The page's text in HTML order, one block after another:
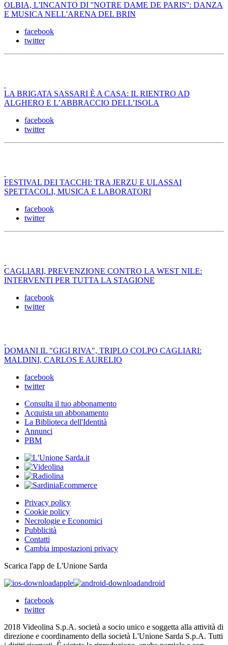
OLBIA, L'INCANTO DI ''NOTRE DAME DE PARIS'': DANZA
E MUSICA NELL'ARENA DEL BRIN
facebook
twitter
LA BRIGATA SASSARI È A CASA: IL RIENTRO AD
ALGHERO E L’ABBRACCIO DELL’ISOLA
facebook
twitter
FESTIVAL DEI TACCHI: TRA JERZU E ULASSAI
SPETTACOLI, MUSICA E LABORATORI
facebook
twitter
CAGLIARI, PREVENZIONE CONTRO LA WEST NILE:
INTERVENTI PER TUTTA LA STAGIONE
facebook
twitter
DOMANI IL "GIGI RIVA", TRIPLO COLPO CAGLIARI:
MALDINI, CARLOS E AURELIO
facebook
twitter
Consulta il tuo abbonamento
Acquista un abbonamento
La Biblioteca dell'Identità
Annunci
PBM
Privacy policy
Cookie policy
Necrologie e Economici
Pubblicità
Contatti
Cambia impostazioni privacy
Scarica l'app de L'Unione Sarda
apple
android
facebook
twitter
2018 Videolina S.p.A. società a socio unico e soggetta alla attività di
direzione e coordinamento della società L'Unione Sarda S.p.A. Tutti